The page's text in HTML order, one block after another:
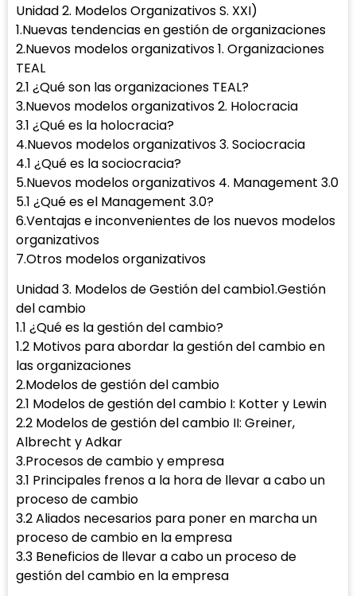
Unidad 2. Modelos Organizativos S. XXI)
1.Nuevas tendencias en gestión de organizaciones
2.Nuevos modelos organizativos 1. Organizaciones
TEAL
2.1 ¿Qué son las organizaciones TEAL?
3.Nuevos modelos organizativos 2. Holocracia
3.1 ¿Qué es la holocracia?
4.Nuevos modelos organizativos 3. Sociocracia
4.1 ¿Qué es la sociocracia?
5.Nuevos modelos organizativos 4. Management 3.0
5.1 ¿Qué es el Management 3.0?
6.Ventajas e inconvenientes de los nuevos modelos
organizativos
7.Otros modelos organizativos
Unidad 3. Modelos de Gestión del cambio1.Gestión
del cambio
1.1 ¿Qué es la gestión del cambio?
1.2 Motivos para abordar la gestión del cambio en
las organizaciones
2.Modelos de gestión del cambio
2.1 Modelos de gestión del cambio I: Kotter y Lewin
2.2 Modelos de gestión del cambio II: Greiner,
Albrecht y Adkar
3.Procesos de cambio y empresa
3.1 Principales frenos a la hora de llevar a cabo un
proceso de cambio
3.2 Aliados necesarios para poner en marcha un
proceso de cambio en la empresa
3.3 Beneficios de llevar a cabo un proceso de
gestión del cambio en la empresa